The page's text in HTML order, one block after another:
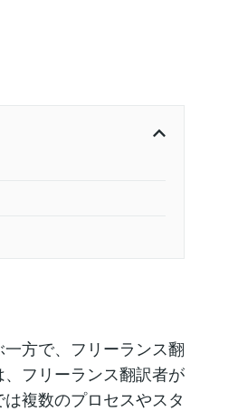
方で、フリーランス翻
フリーランス翻訳者が
複数のプロセスやスタ